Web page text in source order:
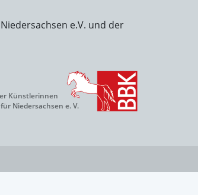
e.V. und der
Künstlerinnen
Niedersachsen e. V.